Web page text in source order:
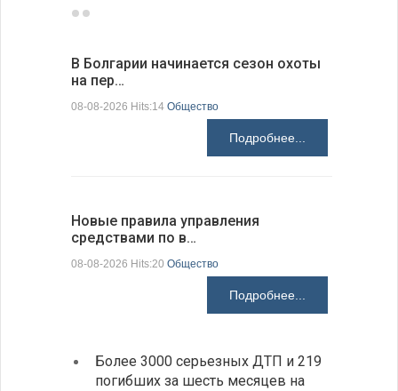
В Болгарии начинается сезон охоты
на пер…
08-08-2026 Hits:14 Общество
Подробнее...
Новые правила управления
средствами по в…
08-08-2026 Hits:20 Общество
Подробнее...
Более 3000 серьезных ДТП и 219
погибших за шесть месяцев на